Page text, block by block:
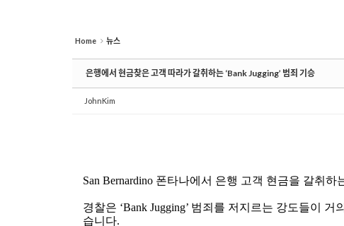
Home 뉴스
은행에서 현금찾은 고객 따라가 갈취하는 ‘Bank Jugging’ 범죄 기승
JohnKim
San Bernardino 폰타나에서 은행 고객 현금을 갈취하
경찰은 ‘Bank Jugging’ 범죄를 저지르는 강도들이 거
습니다.